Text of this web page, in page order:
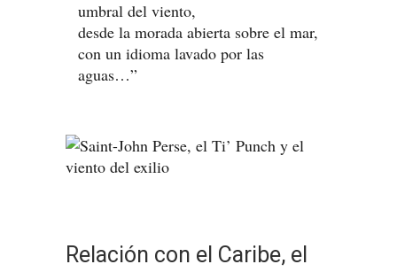
umbral del viento,
desde la morada abierta sobre el mar,
con un idioma lavado por las
aguas…”
Relación con el Caribe, el